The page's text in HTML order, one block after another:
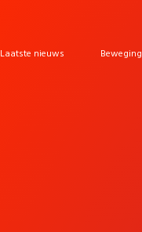
Laatste nieuws Beweging